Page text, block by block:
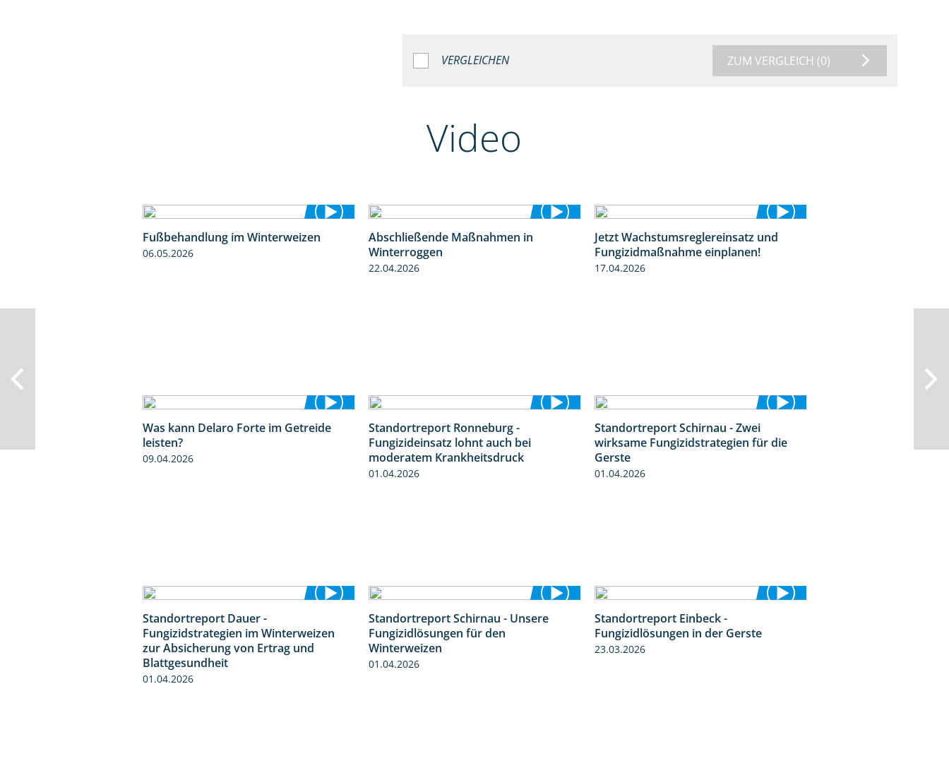
VERGLEICHEN ZUM VERGLEICH (0)
Video
1:30
Fußbehandlung im Winterweizen
06.05.2026
Abschließende Maßnahmen in
Winterroggen
22.04.2026
1:23
Jetzt Wachstumsreglereinsatz und
Fungizidmaßnahme einplanen!
17.04.2026
2:43
Was kann Delaro Forte im Getreide
leisten?
09.04.2026
Standortreport Ronneburg -
Fungizideinsatz lohnt auch bei
moderatem Krankheitsdruck
01.04.2026
Standortreport Schirnau - Zwei
wirksame Fungizidstrategien für die
Gerste
01.04.2026
Standortreport Dauer -
Fungizidstrategien im Winterweizen
zur Absicherung von Ertrag und
Blattgesundheit
01.04.2026
4:30
Standortreport Schirnau - Unsere
Fungizidlösungen für den
Winterweizen
01.04.2026
Standortreport Einbeck -
Fungizidlösungen in der Gerste
23.03.2026